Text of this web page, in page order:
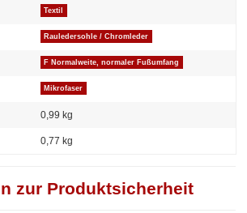
Textil
Rauledersohle / Chromleder
F Normalweite, normaler Fußumfang
Mikrofaser
0,99 kg
0,77 kg
zur Produktsicherheit